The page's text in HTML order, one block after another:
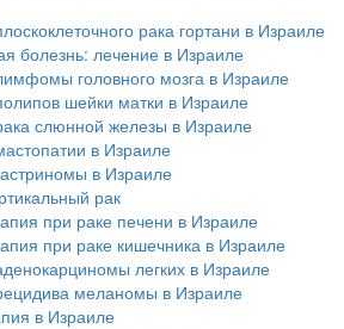
рака гортани в Израиле
болезнь: лечение в Израиле
головного мозга в Израиле
шейки матки в Израиле
слюнной железы в Израиле
в Израиле
в Израиле
рак
при раке печени в Израиле
при раке кишечника в Израиле
легких в Израиле
меланомы в Израиле
в Израиле